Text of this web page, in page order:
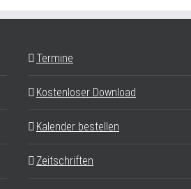
Termine
Kostenloser Download
Kalender bestellen
Zeitschriften